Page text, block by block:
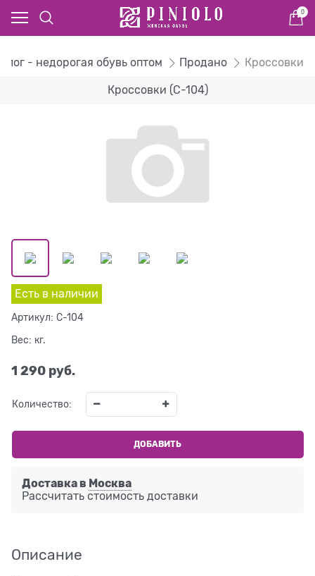
0
- недорогая обувь оптом Продано Кроссовки
Кроссовки (C-104)
Есть в наличии
Артикул: C-104
Вес: кг.
1 290 руб.
Количество:
ДОБАВИТЬ
Доставка в Москва
Рассчитать стоимость доставки
Описание